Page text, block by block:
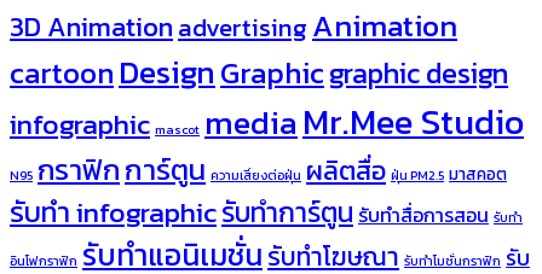
3D AnimationadvertisingAnimation
cartoonDesignGraphicgraphic design
infographic mascot mediaMr.Mee Studio
N95 กราฟิกการ์ตูน ความเสี่ยงต่อฝุ่น ผลิตสื่อ ฝุ่น PM2.5 มาสคอต
รับทำ infographicรับทำการ์ตูน รับทำสื่อการสอน รับทำ
อินโฟกราฟิก รับทำแอนิเมชั่นรับทำโฆษณา รับทำโมชั่นกราฟิก รับ